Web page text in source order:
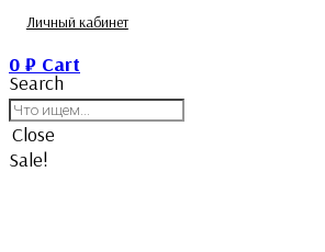
Личный кабинет
0 ₽ Cart
Search
Close
Sale!